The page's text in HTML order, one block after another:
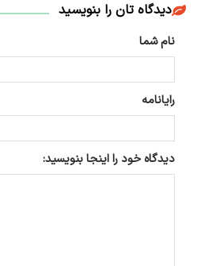
دیدگاه تان را بنویسید
نام شما
رایانامه
دیدگاه خود را اینجا بنویسید: